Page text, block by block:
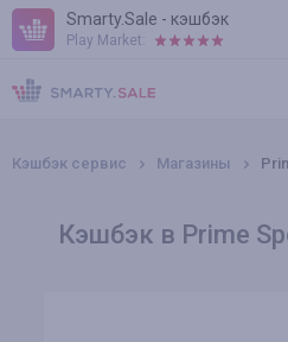
Smarty.Sale - кэшбэк
Play Market:
ПРАВИЛА
ПЛАГИНЫ
Кэшбэк сервис Магазины
Кэшбэк в Prime